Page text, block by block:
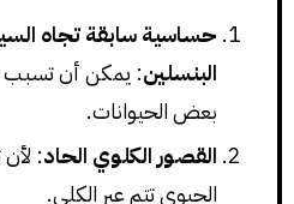
حساسية سابقة تجاه
البنسلين: يمكن أن
بعض الحيوانات.
القصور الكلوي الحاد:
الحيوي تتم عبر الكلى.